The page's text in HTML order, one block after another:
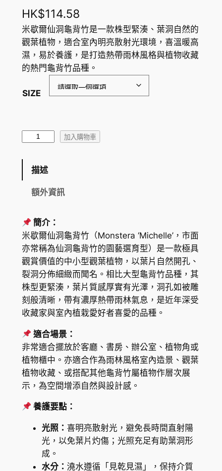
HK$114.58
米歇爾仙洞龜背竹是一款株型緊湊、葉洞自然的
觀葉植物，適合室內明亮散射光環境，喜溫暖高
濕，易於養護，是打造熱帶雨林風格與植物收藏
的熱門龜背竹品種。
SIZE
爾
竹
M
o
n
s
t
e
r
a
‘
M
i
c
e
加入購物車
描述
額外資訊
簡介：
米歇爾仙洞龜背竹（Monstera ‘Michelle’，市面
亦常稱為仙洞龜背竹的園藝選育型）是一款極具
觀賞價值的中小型觀葉植物，以葉片自然開孔、
裂洞分佈細緻而聞名。相比大型龜背竹品種，其
株型更緊湊，葉片質感厚實有光澤，洞孔如被雕
刻般清晰，帶有濃厚熱帶雨林氣息，是近年深受
收藏家與室內植栽愛好者喜愛的品種。
適合場景：
非常適合擺放於客廳、書房、辦公室、植物角或
植物櫃中。亦適合作為雨林風格室內造景、觀葉
植物收藏、或搭配其他龜背竹屬植物作層次展
示，為空間增添自然與設計感。
養護要點：
光照： 喜明亮散射光，避免長時間直射陽
光，以免葉片灼傷；光照充足有助葉洞形
成。
水分： 澆水遵循「見乾見濕」，保持介質